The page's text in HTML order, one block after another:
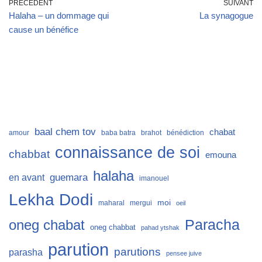
PRÉCÉDENT
Halaha – un dommage qui
cause un bénéfice
SUIVANT
La synagogue
amour baal chem tov baba batra brahot bénédiction chabat
chabbat connaissance de soi emouna
en avant guemara halaha imanouel
Lekha Dodi maharal mergui moi oeil
oneg chabat oneg chabbat pahad ytshak Paracha
parasha parution parutions pensee juive